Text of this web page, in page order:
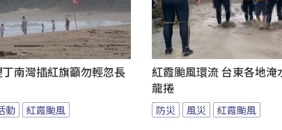
南灣插紅旗籲勿輕忽長
動 紅霞颱風
紅霞颱風環流 台東各地淹
龍捲
防災 風災 紅霞颱風